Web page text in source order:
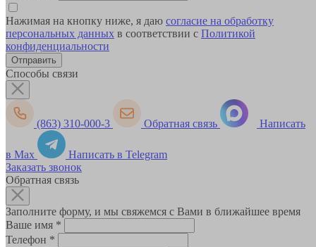
Нажимая на кнопку ниже, я даю согласие на обработку
персональных данных в соответствии с Политикой
конфиденциальности
Способы связи
(863) 310-000-3 Обратная связь Написать
в Max
Написать в Telegram
Заказать звонок
Обратная связь
Заполните форму, и мы свяжемся с Вами в ближайшее время
Ваше имя *
Телефон *